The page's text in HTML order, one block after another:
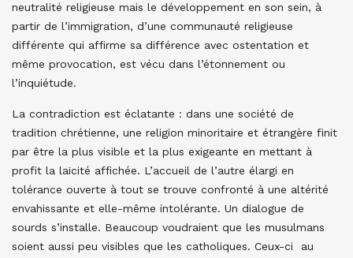
neutralité religieuse mais le développement en son sein, à
partir de l’immigration, d’une communauté religieuse
différente qui affirme sa différence avec ostentation et
même provocation, est vécu dans l’étonnement ou
l’inquiétude.
La contradiction est éclatante : dans une société de
tradition chrétienne, une religion minoritaire et étrangère finit
par être la plus visible et la plus exigeante en mettant à
profit la laïcité affichée. L’accueil de l’autre élargi en
tolérance ouverte à tout se trouve confronté à une altérité
envahissante et elle-même intolérante. Un dialogue de
sourds s’installe. Beaucoup voudraient que les musulmans
soient aussi peu visibles que les catholiques. Ceux-ci au